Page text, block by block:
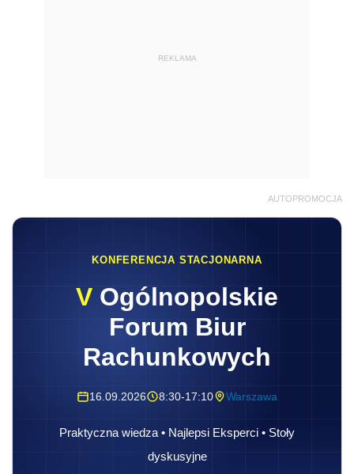
REKLAMA
AUTOPROMOCJA
KONFERENCJA STACJONARNA
V Ogólnopolskie
Forum Biur
Rachunkowych
16.09.2026 8:30-17:10 Warszawa
Praktyczna wiedza • Najlepsi Eksperci • Stoły
dyskusyjne